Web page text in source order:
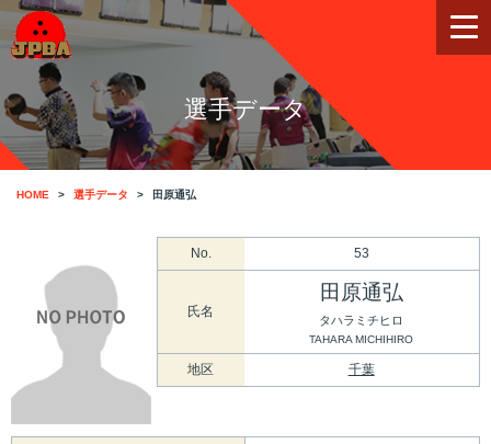
選手データ
HOME 選手データ 田原通弘
No. 53
氏名
田原通弘
タハラミチヒロ
TAHARA MICHIHIRO
地区 千葉